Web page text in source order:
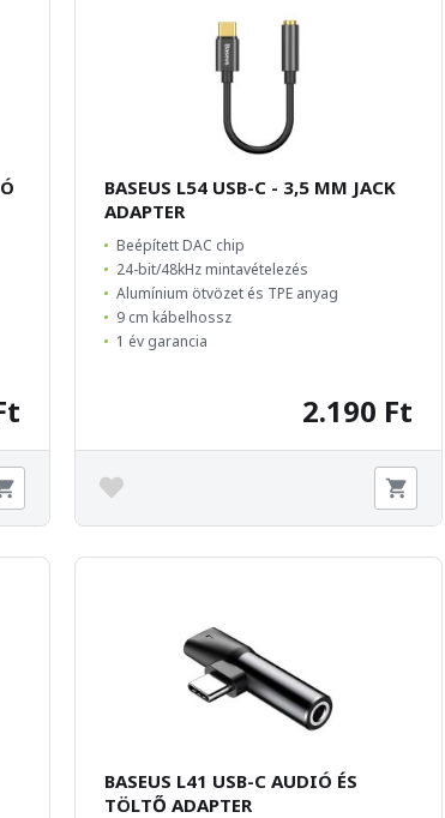
BASEUS L54 USB-C - 3,5 MM JACK
ADAPTER
Beépített DAC chip
24-bit/48kHz mintavételezés
Alumínium ötvözet és TPE anyag
9 cm kábelhossz
1 év garancia
2.190 Ft
BASEUS L41 USB-C AUDIÓ ÉS
TÖLTŐ ADAPTER